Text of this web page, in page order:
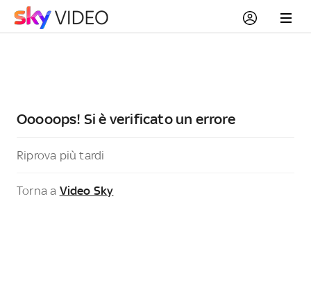
Ooooops! Si è verificato un errore
Riprova più tardi
Torna a Video Sky